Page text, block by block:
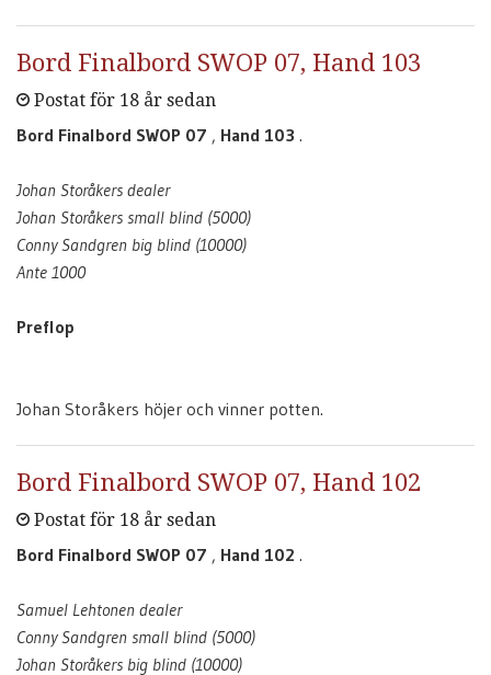
Bord Finalbord SWOP 07, Hand 103
Postat för 18 år sedan
Bord Finalbord SWOP 07 , Hand 103 .
Johan Storåkers dealer
Johan Storåkers small blind (5000)
Conny Sandgren big blind (10000)
Ante 1000
Preflop
Johan Storåkers höjer och vinner potten.
Bord Finalbord SWOP 07, Hand 102
Postat för 18 år sedan
Bord Finalbord SWOP 07 , Hand 102 .
Samuel Lehtonen dealer
Conny Sandgren small blind (5000)
Johan Storåkers big blind (10000)